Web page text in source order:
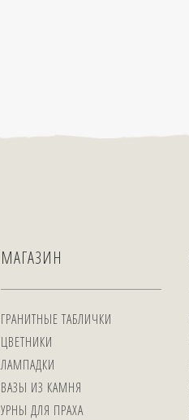
МАГАЗИН
ГРАНИТНЫЕ ТАБЛИЧКИ
ЦВЕТНИКИ
ЛАМПАДКИ
ВАЗЫ ИЗ КАМНЯ
УРНЫ ДЛЯ ПРАХА